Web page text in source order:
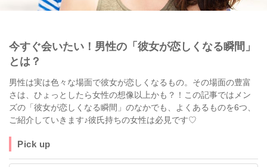
今すぐ会いたい！男性の「彼女が恋しくなる瞬間」
とは？
男性は実は色々な場面で彼女が恋しくなるもの。その場面の豊富
さは、ひょっとしたら女性の想像以上かも？！この記事ではメン
ズの「彼女が恋しくなる瞬間」のなかでも、よくあるものを6つ、
ご紹介していきます♪彼氏持ちの女性は必見です♡
Pick up